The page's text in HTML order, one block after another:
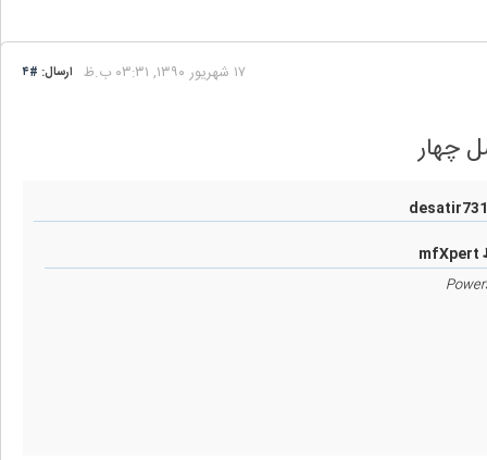
ارسال: #۴ ۱۷ شهریور ۱۳۹۰, ۰۳:۳۱ ب.ظ